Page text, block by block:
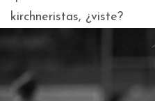
kirchneristas, ¿viste?